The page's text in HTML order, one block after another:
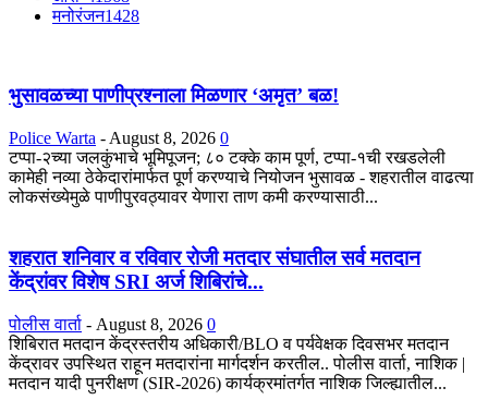
मनोरंजन1428
भुसावळच्या पाणीप्रश्नाला मिळणार ‘अमृत’ बळ!
Police Warta - August 8, 2026 0
टप्पा-२च्या जलकुंभाचे भूमिपूजन; ८० टक्के काम पूर्ण, टप्पा-१ची रखडलेली
कामेही नव्या ठेकेदारांमार्फत पूर्ण करण्याचे नियोजन भुसावळ - शहरातील वाढत्या
लोकसंख्येमुळे पाणीपुरवठ्यावर येणारा ताण कमी करण्यासाठी...
शहरात शनिवार व रविवार रोजी मतदार संघातील सर्व मतदान
केंद्रांवर विशेष SRI अर्ज शिबिरांचे...
पोलीस वार्ता - August 8, 2026 0
शिबिरात मतदान केंद्रस्तरीय अधिकारी/BLO व पर्यवेक्षक दिवसभर मतदान
केंद्रावर उपस्थित राहून मतदारांना मार्गदर्शन करतील.. पोलीस वार्ता, नाशिक |
मतदान यादी पुनरीक्षण (SIR-2026) कार्यक्रमांतर्गत नाशिक जिल्ह्यातील...